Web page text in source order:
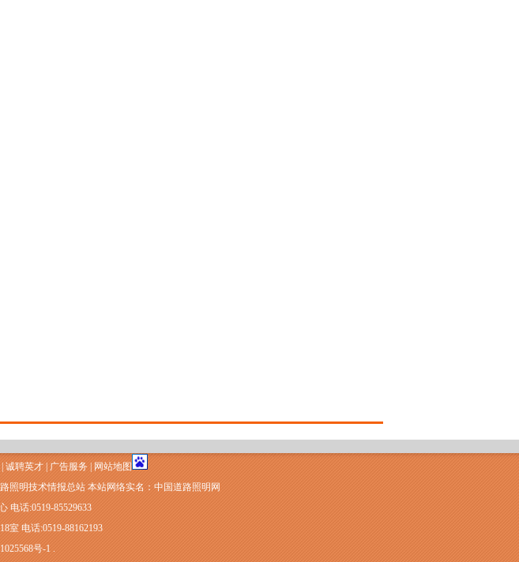
诚聘英才 广告服务
网站地图
照明技术情报总站 本站网络实名：中国道路照明网
电话:0519-85529633
室 电话:0519-88162193
号-1 .